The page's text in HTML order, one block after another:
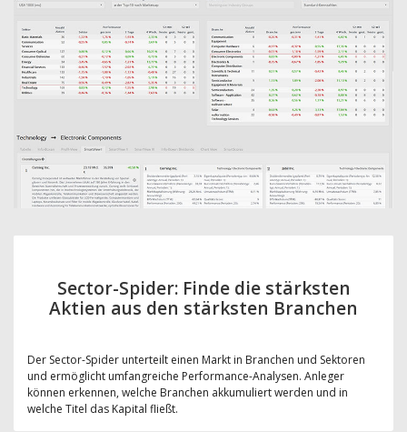
Sector-Spider: Finde die stärksten
Aktien aus den stärksten Branchen
Der Sector-Spider unterteilt einen Markt in Branchen und Sektoren
und ermöglicht umfangreiche Performance-Analysen. Anleger
können erkennen, welche Branchen akkumuliert werden und in
welche Titel das Kapital fließt.